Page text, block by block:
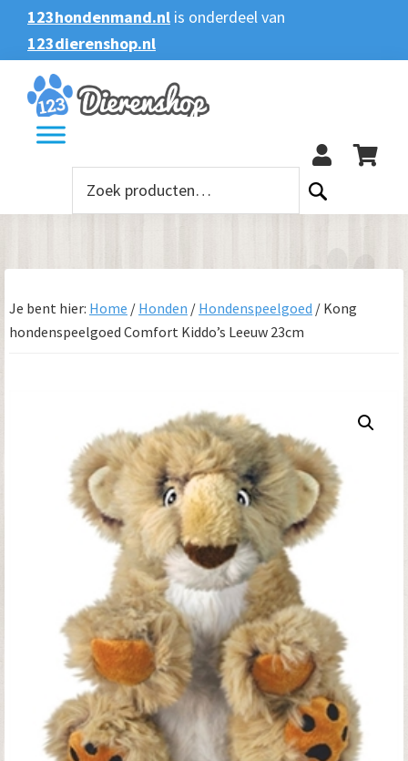
Spring
naar
de
hoofdnavigatie
Door
naar
de
hoofd
inhoud
Spring
naar
de
voettekst
123hondenmand.nl is onderdeel van
123dierenshop.nl
Zoeken
Zoeken
naar:
Je bent hier: Home / Honden / Hondenspeelgoed / Kong
hondenspeelgoed Comfort Kiddo’s Leeuw 23cm